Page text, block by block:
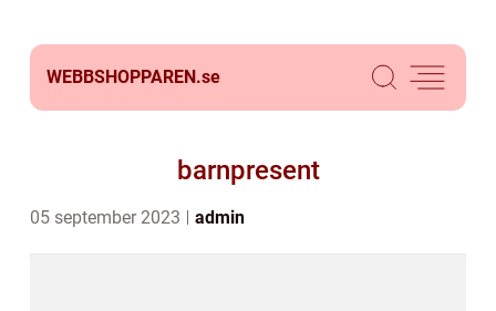
WEBBSHOPPAREN.se
barnpresent
05 september 2023 admin